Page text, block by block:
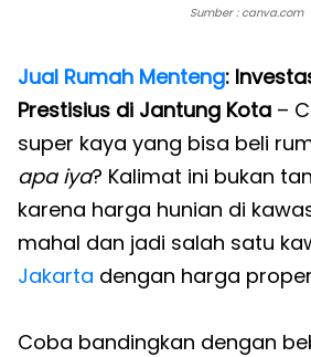
Sumber : canva.com
Jual Rumah Menteng:
Prestisius di Jantung Kota –
super kaya yang bisa beli
apa iya? Kalimat ini bukan
karena harga hunian di
mahal dan jadi salah satu
Jakarta dengan harga
Coba bandingkan dengan